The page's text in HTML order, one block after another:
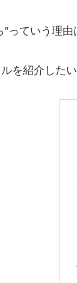
”っていう理
を紹介したい